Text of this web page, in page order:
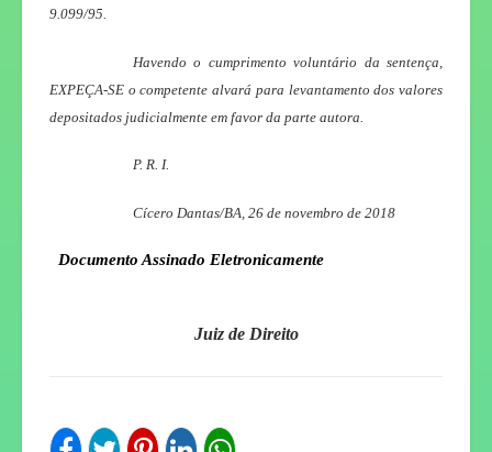
9.099/95.
Havendo o cumprimento voluntário da sentença,
EXPEÇA-SE o competente alvará para levantamento dos valores
depositados judicialmente em favor da parte autora.
P. R. I.
Cícero Dantas/BA, 26 de novembro de 2018
Documento Assinado Eletronicamente
Juiz de Direito